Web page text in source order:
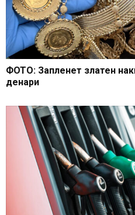
ФОТО: Запленет златен
денари